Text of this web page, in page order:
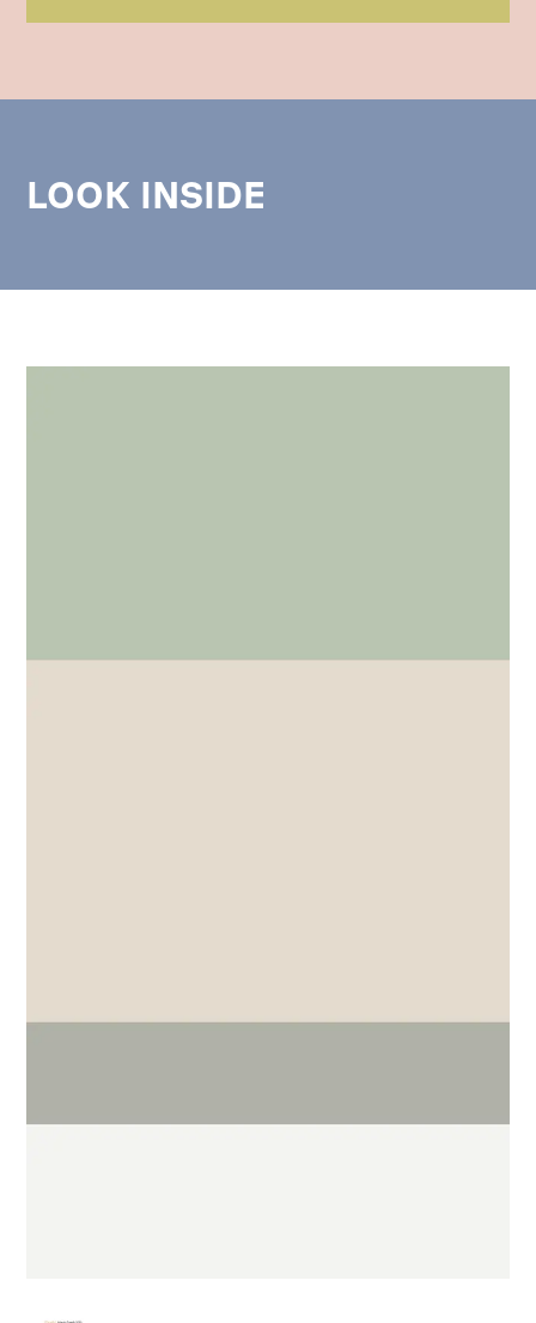
LOOK INSIDE